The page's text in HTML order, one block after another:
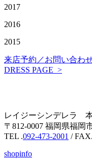
2017
2016
2015
来店予約／お問い合わ
DRESS PAGE >
レイジーシンデレラ
〒812-0007 福岡県福岡
TEL .092-473-2001 /
shopinfo